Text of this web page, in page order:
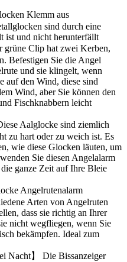
Klemm aus
sind durch eine
ist und nicht herunterfällt
grüne Clip hat zwei Kerben,
Befestigen Sie die Angel
und sie klingelt, wenn
auf den Wind, diese sind
Wind, aber Sie können den
Fischknabbern leicht
Aalglocke sind ziemlich
zu hart oder zu weich ist. Es
wie diese Glocken läuten, um
Sie diesen Angelalarm
ganze Zeit auf Ihre Bleie
Angelrutenalarm
Arten von Angelruten
dass sie richtig an Ihrer
nicht wegfliegen, wenn Sie
bekämpfen. Ideal zum
Nacht】 Die Bissanzeiger